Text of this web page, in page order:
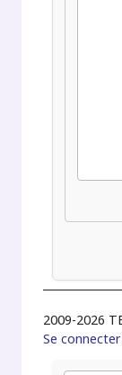
2009-2026
Se connecter